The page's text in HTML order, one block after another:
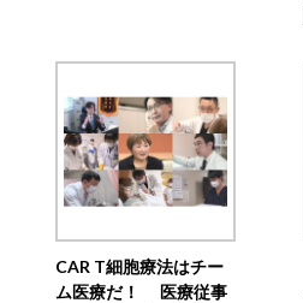
CAR T細胞療法はチー
ム医療だ！ 医療従事